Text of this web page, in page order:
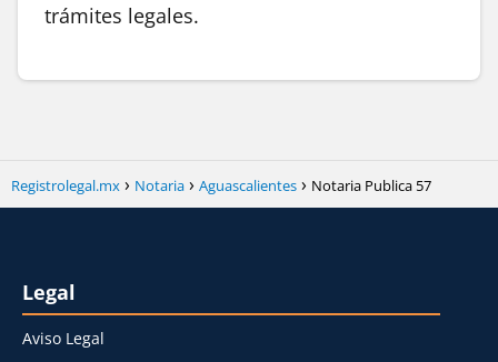
trámites legales.
Registrolegal.mx Notaria Aguascalientes Notaria Publica 57
Legal
Aviso Legal